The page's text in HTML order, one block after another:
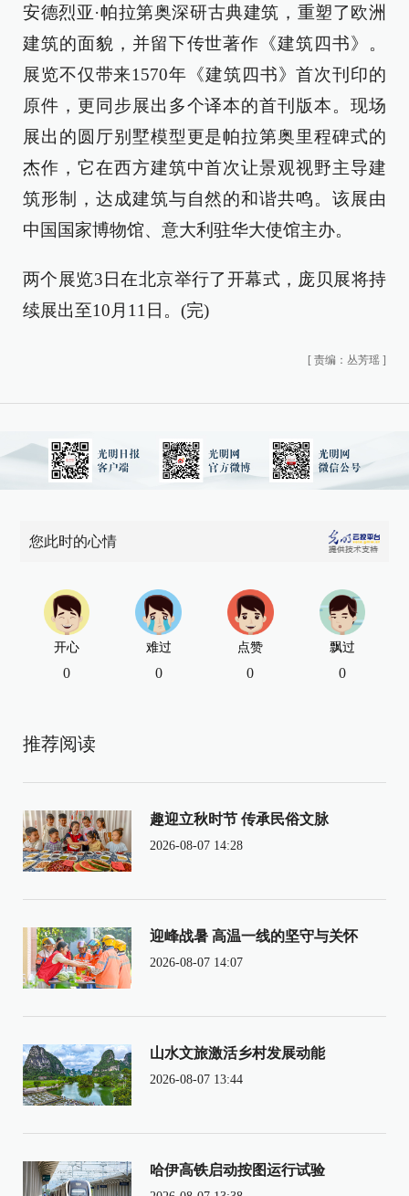
安德烈亚·帕拉第奥深研古典建筑，重塑了欧洲
建筑的面貌，并留下传世著作《建筑四书》。
展览不仅带来1570年《建筑四书》首次刊印的
原件，更同步展出多个译本的首刊版本。现场
展出的圆厅别墅模型更是帕拉第奥里程碑式的
杰作，它在西方建筑中首次让景观视野主导建
筑形制，达成建筑与自然的和谐共鸣。该展由
中国国家博物馆、意大利驻华大使馆主办。
两个展览3日在北京举行了开幕式，庞贝展将持
续展出至10月11日。(完)
[ 责编：丛芳瑶 ]
您此时的心情
开心
0
难过
0
点赞
0
飘过
0
推荐阅读
趣迎立秋时节 传承民俗文脉
2026-08-07 14:28
迎峰战暑 高温一线的坚守与关怀
2026-08-07 14:07
山水文旅激活乡村发展动能
2026-08-07 13:44
哈伊高铁启动按图运行试验